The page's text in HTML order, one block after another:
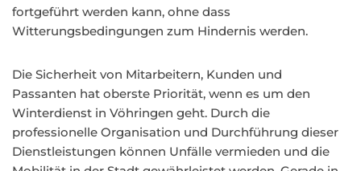
fortgeführt werden kann, ohne dass
Witterungsbedingungen zum Hindernis werden.
Die Sicherheit von Mitarbeitern, Kunden und
Passanten hat oberste Priorität, wenn es um den
Winterdienst in Vöhringen geht. Durch die
professionelle Organisation und Durchführung dieser
Dienstleistungen können Unfälle vermieden und die